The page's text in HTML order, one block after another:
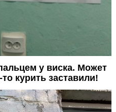
у виска. Может
курить заставили!